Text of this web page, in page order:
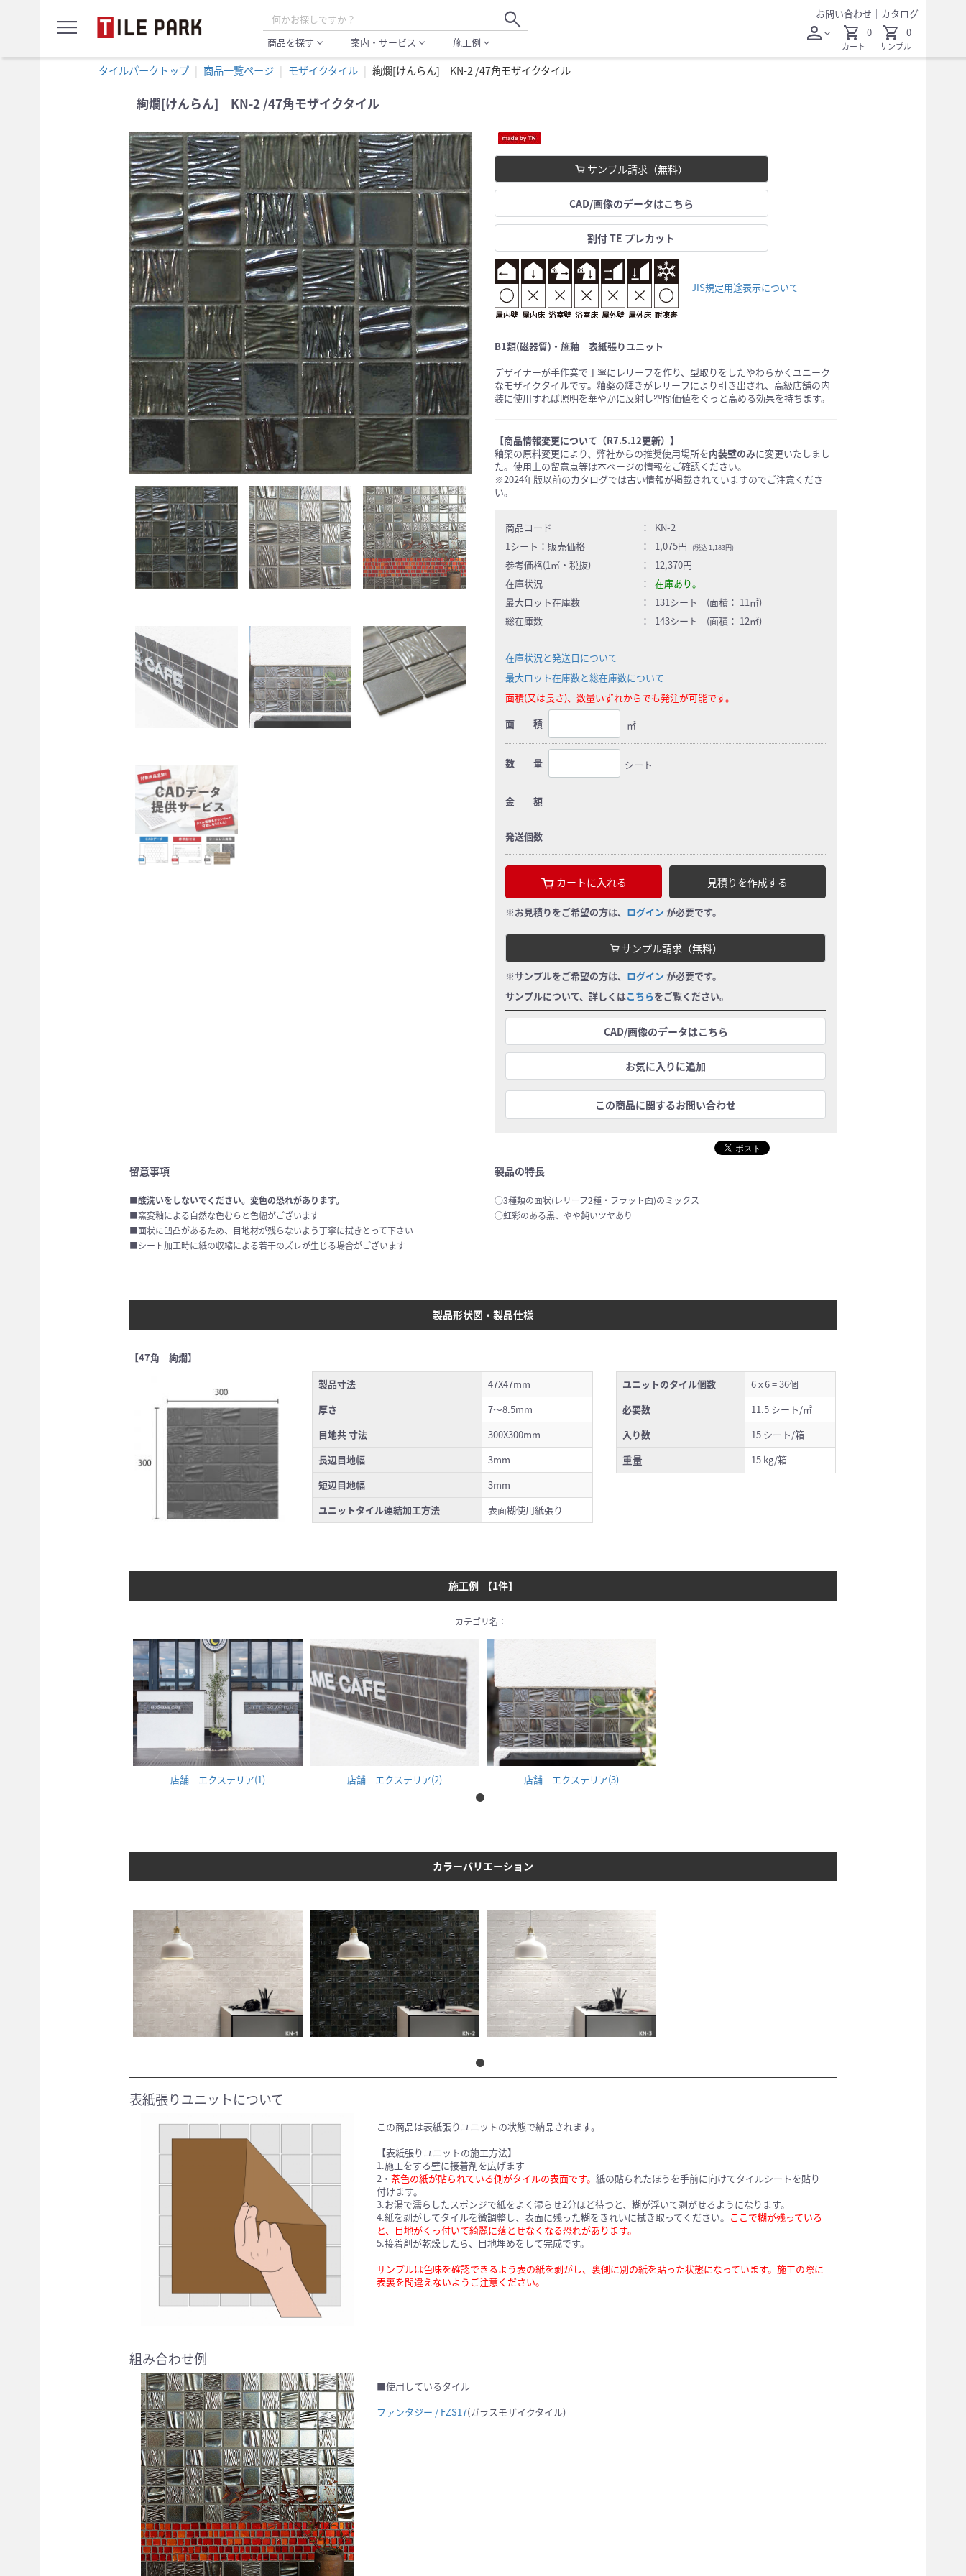
menu search
商品を探す expand_more 案内・サービス expand_more 施工例 expand_more
お問い合わせ ｜ カタログ
personexpand_more shopping_cart
カート
0 shopping_cart
サンプル
0
ン
プ
カ
タイルパークトップ 商品一覧ページ モザイクタイル 絢爛[けんらん] KN-2 /47角モザイクタイル
絢爛[けんらん] KN-2 /47角モザイクタイル
サンプル請求（無料）
CAD/画像のデータはこちら
割付 TE プレカット
JIS規定用途表示について
B1類(磁器質)・施釉 表紙張りユニット
デザイナーが手作業で丁寧にレリーフを作り、型取りをしたやわらかくユニーク
なモザイクタイルです。釉薬の輝きがレリーフにより引き出され、高級店舗の内
装に使用すれば照明を華やかに反射し空間価値をぐっと高める効果を持ちます。
【商品情報変更について（R7.5.12更新）】
釉薬の原料変更により、弊社からの推奨使用場所を内装壁のみに変更いたしまし
た。使用上の留意点等は本ページの情報をご確認ください。
※2024年版以前のカタログでは古い情報が掲載されていますのでご注意くださ
い。
商品コード ：
KN-2
1シート： 販売価格 ： 1,075円 (税込 1,183円)
参考価格(1㎡・税抜) ：
12,370円
在庫状況
：
在庫あり。
最大ロット在庫数
：
131シート (面積： 11㎡)
総在庫数
： 143シート (面積： 12㎡)
在庫状況と発送日について
最大ロット在庫数と総在庫数について
面積(又は長さ)、数量いずれからでも発注が可能です。
面 積
㎡
数 量 シート
金 額
発送個数
カートに入れる 見積りを作成する
※お見積りをご希望の方は、 ログイン が必要です。
サンプル請求（無料）
※サンプルをご希望の方は、 ログイン が必要です。
サンプルについて、詳しくはこちらをご覧ください。
CAD/画像のデータはこちら
お気に入りに追加
この商品に関するお問い合わせ
留意事項
■酸洗いをしないでください。変色の恐れがあります。
■窯変釉による自然な色むらと色幅がございます
■面状に凹凸があるため、目地材が残らないよう丁寧に拭きとって下さい
■シート加工時に紙の収縮による若干のズレが生じる場合がございます
製品の特長
○3種類の面状(レリーフ2種・フラット面)のミックス
○虹彩のある黒、やや鈍いツヤあり
製品形状図・製品仕様
【47角 絢爛】
製品寸法
47X47mm
厚さ
7～8.5mm
目地共 寸法
300X300mm
長辺目地幅
3mm
短辺目地幅
3mm
ユニットタイル連結加工方法
表面糊使用紙張り
ユニットのタイル個数
6 x 6 = 36個
必要数
11.5 シート/㎡
入り数
15 シート/箱
重量 15 kg/箱
施工例 【1件】
カテゴリ名：
店舗 エクステリア(1) 店舗 エクステリア(2) 店舗 エクステリア(3)
カラーバリエーション
表紙張りユニットについて
この商品は表紙張りユニットの状態で納品されます。
【表紙張りユニットの施工方法】
1.施工をする壁に接着剤を広げます
2・ 茶色の紙が貼られている側がタイルの表面です。 紙の貼られたほうを手前に向けてタイルシートを貼り
付けます。
3.お湯で濡らしたスポンジで紙をよく湿らせ2分ほど待つと、糊が浮いて剥がせるようになります。
4.紙を剥がしてタイルを微調整し、表面に残った糊をきれいに拭き取ってください。 ここで糊が残っている
と、目地がくっ付いて綺麗に落とせなくなる恐れがあります。
5.接着剤が乾燥したら、目地埋めをして完成です。
サンプルは色味を確認できるよう表の紙を剥がし、裏側に別の紙を貼った状態になっています。施工の際に
表裏を間違えないようご注意ください。
組み合わせ例
■使用しているタイル
ファンタジー / FZS17(ガラスモザイクタイル)